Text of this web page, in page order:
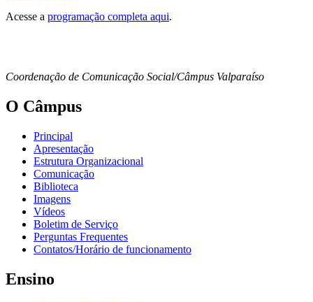
Acesse a programação completa aqui.
Coordenação de Comunicação Social/Câmpus Valparaíso
O Câmpus
Principal
Apresentação
Estrutura Organizacional
Comunicação
Biblioteca
Imagens
Vídeos
Boletim de Serviço
Perguntas Frequentes
Contatos/Horário de funcionamento
Ensino